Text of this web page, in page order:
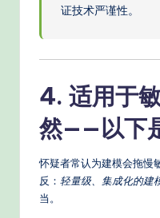
证技术严谨性。
4. 适用于
然——以下
怀疑者常认为建模会拖慢
反： 轻量级、集成化的建
当。